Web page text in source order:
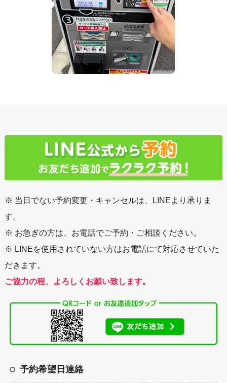
※ 当日でない予約変更・キャンセルは、LINEより承りま
す。
※ お急ぎの方は、お電話でご予約・ご相談ください。
※ LINEを使用されていない方はお電話にて対応させていた
だきます。
ご協力の程、よろしくお願い致します。
予約希望日連絡